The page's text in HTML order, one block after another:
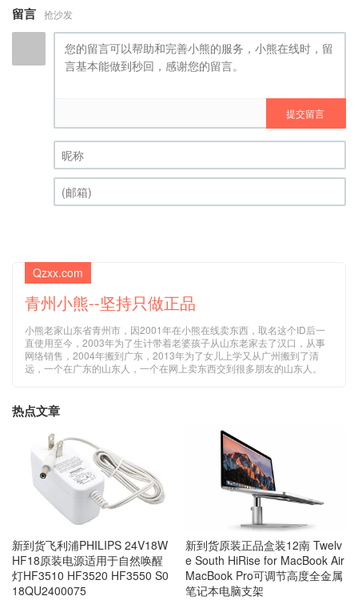
留言 抢沙发
提交留言
昵称 (必填)
Qzxx.com
青州小熊--坚持只做正品
小熊老家山东省青州市，因2001年在小熊在线卖东西，取名这个ID后一
直使用至今，2003年为了生计带着老婆孩子从山东老家去了汉口，从事
网络销售，2004年搬到广东，2013年为了女儿上学又从广州搬到了清
远，一个在广东的山东人，一个在网上卖东西交到很多朋友的山东人。
热点文章
新到货飞利浦PHILIPS 24V18W
HF18原装电源适用于自然唤醒
灯HF3510 HF3520 HF3550 S0
18QU2400075
新到货原装正品盒装12南 Twelv
e South HiRise for MacBook Air
MacBook Pro可调节高度全金属
笔记本电脑支架